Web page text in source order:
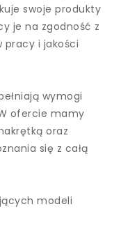
swoje produkty
je na zgodność z
pracy i jakości
wymogi
ofercie mamy
oraz
się z całą
modeli